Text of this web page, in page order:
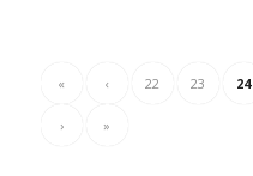
« ‹ 22 23 24
› »